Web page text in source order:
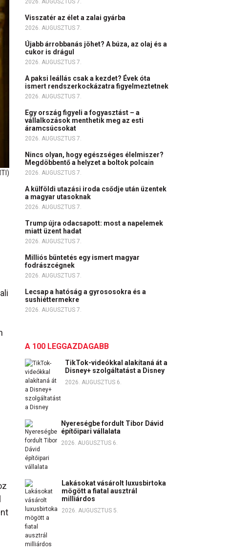
2026. AUGUSZTUS 7.
Visszatér az élet a zalai gyárba
2026. AUGUSZTUS 7.
Újabb árrobbanás jöhet? A búza, az olaj és a
cukor is drágul
2026. AUGUSZTUS 7.
A paksi leállás csak a kezdet? Évek óta
ismert rendszerkockázatra figyelmeztetnek
2026. AUGUSZTUS 7.
Egy ország figyeli a fogyasztást – a
vállalkozások menthetik meg az esti
áramcsúcsokat
2026. AUGUSZTUS 7.
Nincs olyan, hogy egészséges élelmiszer?
Megdöbbentő a helyzet a boltok polcain
2026. AUGUSZTUS 7.
A külföldi utazási iroda csődje után üzentek
a magyar utasoknak
2026. AUGUSZTUS 7.
Trump újra odacsapott: most a napelemek
miatt üzent hadat
2026. AUGUSZTUS 7.
Milliós büntetés egy ismert magyar
fodrászcégnek
2026. AUGUSZTUS 7.
Lecsap a hatóság a gyrososokra és a
sushiéttermekre
2026. AUGUSZTUS 7.
A 100 LEGGAZDAGABB
TikTok-videókkal alakítaná át a
Disney+ szolgáltatást a Disney
2026. AUGUSZTUS 6.
Nyereségbe fordult Tibor Dávid
építőipari vállalata
2026. AUGUSZTUS 6.
Lakásokat vásárolt luxusbirtoka
mögött a fiatal ausztrál
milliárdos
2026. AUGUSZTUS 5.